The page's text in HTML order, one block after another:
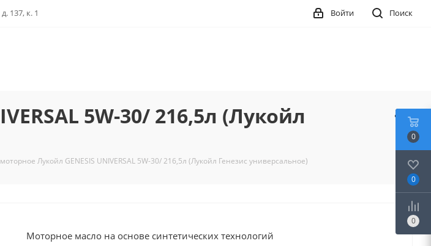
137, к. 1 Поиск
Войти
5W-30/ 216,5л (Лукойл
Лукойл GENESIS UNIVERSAL 5W-30/ 216,5л (Лукойл Генезис универсальное)
Моторное масло на основе синтетических технологий
0
0
0